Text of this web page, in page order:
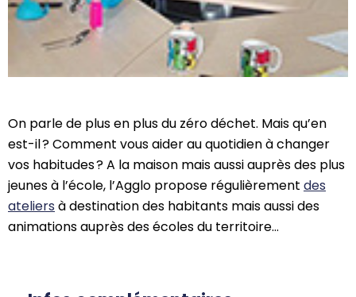
On parle de plus en plus du zéro déchet. Mais qu’en
est-il ? Comment vous aider au quotidien àchanger
vos habitudes ? A la maison mais aussi auprès des plus
jeunes à l’école, l’Agglo propose régulièrement des
ateliers àdestination des habitants mais aussi des
animations auprès des écoles du territoire…